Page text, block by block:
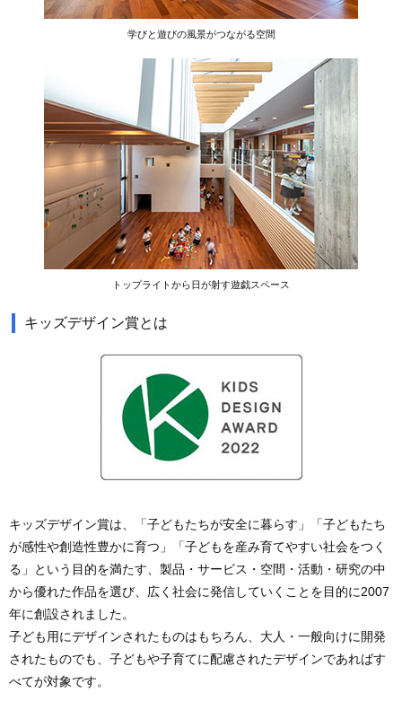
学びと遊びの風景がつながる空間
トップライトから日が射す遊戯スペース
キッズデザイン賞とは
キッズデザイン賞は、「子どもたちが安全に暮らす」「子どもたち
が感性や創造性豊かに育つ」「子どもを産み育てやすい社会をつく
る」という目的を満たす、製品・サービス・空間・活動・研究の中
から優れた作品を選び、広く社会に発信していくことを目的に2007
年に創設されました。
子ども用にデザインされたものはもちろん、大人・一般向けに開発
されたものでも、子どもや子育てに配慮されたデザインであればす
べてが対象です。